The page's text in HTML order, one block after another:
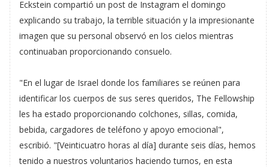
Eckstein compartió un post de Instagram el domingo
explicando su trabajo, la terrible situación y la impresionante
imagen que su personal observó en los cielos mientras
continuaban proporcionando consuelo.
"En el lugar de Israel donde los familiares se reúnen para
identificar los cuerpos de sus seres queridos, The Fellowship
les ha estado proporcionando colchones, sillas, comida,
bebida, cargadores de teléfono y apoyo emocional",
escribió. "[Veinticuatro horas al día] durante seis días, hemos
tenido a nuestros voluntarios haciendo turnos, en esta